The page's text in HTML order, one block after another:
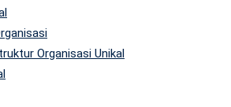
Organisasi Unikal